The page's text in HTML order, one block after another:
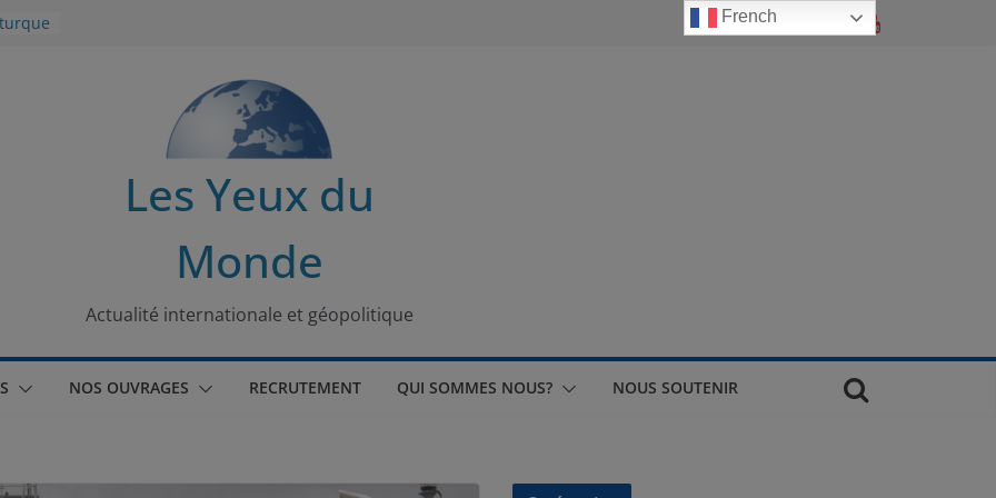
Les Yeux du
Monde
Actualité internationale et géopolitique
NOS OUVRAGES RECRUTEMENT QUI SOMMES NOUS? NOUS SOUTENIR
French